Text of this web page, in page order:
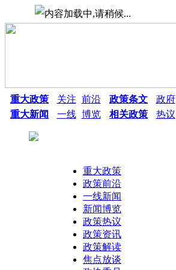
重大政策 关注 前沿 政策条文 政府
重大新闻
一线 博览 相关政策 热议
重大政策
政策前沿
一线新闻
新闻博览
政策热议
政策资讯
政策解读
焦点放谈